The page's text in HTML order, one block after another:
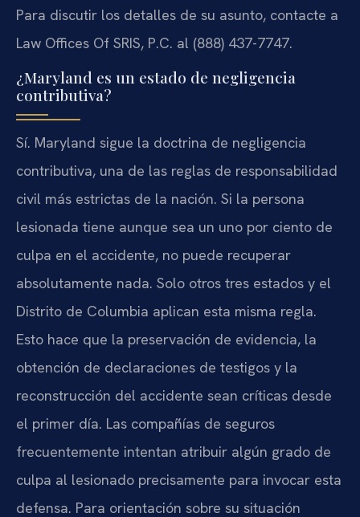
Para discutir los detalles de su asunto, contacte a
Law Offices Of SRIS, P.C. al (888) 437-7747.
¿Maryland es un estado de negligencia
contributiva?
Sí. Maryland sigue la doctrina de negligencia
contributiva, una de las reglas de responsabilidad
civil más estrictas de la nación. Si la persona
lesionada tiene aunque sea un uno por ciento de
culpa en el accidente, no puede recuperar
absolutamente nada. Solo otros tres estados y el
Distrito de Columbia aplican esta misma regla.
Esto hace que la preservación de evidencia, la
obtención de declaraciones de testigos y la
reconstrucción del accidente sean críticas desde
el primer día. Las compañías de seguros
frecuentemente intentan atribuir algún grado de
culpa al lesionado precisamente para invocar esta
defensa. Para orientación sobre su situación